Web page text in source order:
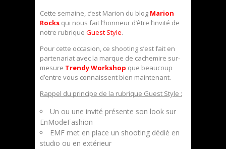
Cette semaine, c’est Marion du blog Marion
Rocks qui nous fait l’honneur d’être l’invité de
notre rubrique Guest Style.
Pour cette occasion, ce shooting s’est fait en
partenariat avec la marque de cachemire sur-
mesure Trendy Workshop que beaucoup
d’entre vous connaissent bien maintenant.
Rappel du principe de la rubrique Guest Style :
Un ou une invité présente son look sur
EnModeFashion
EMF met en place un shooting dédié en
studio ou en extérieur